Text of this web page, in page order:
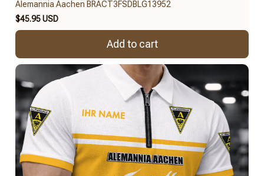
Alemannia Aachen BRACT3FSDBLG13952
$45.95 USD
Add to cart